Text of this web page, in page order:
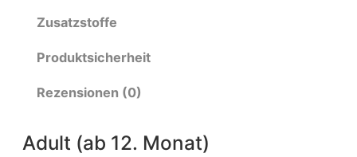
Zusatzstoffe
Produktsicherheit
Rezensionen (0)
Adult (ab 12. Monat)